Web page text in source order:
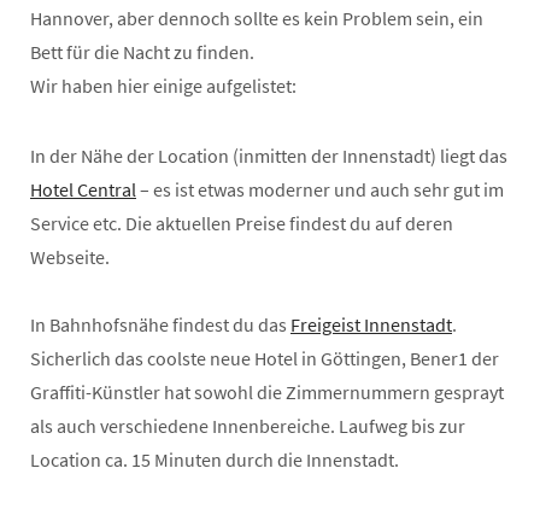
Hannover, aber dennoch sollte es kein Problem sein, ein
Bett für die Nacht zu finden.
Wir haben hier einige aufgelistet:
In der Nähe der Location (inmitten der Innenstadt) liegt das
Hotel Central– es ist etwas moderner und auch sehr gut im
Service etc. Die aktuellen Preise findest du auf deren
Webseite.
In Bahnhofsnähe findest du das Freigeist Innenstadt.
Sicherlich das coolste neue Hotel in Göttingen, Bener1 der
Graffiti-Künstler hat sowohl die Zimmernummern gesprayt
als auch verschiedene Innenbereiche. Laufweg bis zur
Location ca. 15 Minuten durch die Innenstadt.